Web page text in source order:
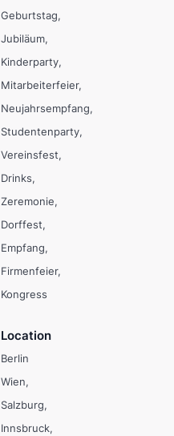
Geburtstag
Jubiläum
Kinderparty
Mitarbeiterfeier
Neujahrsempfang
Studentenparty
Vereinsfest
Drinks
Zeremonie
Dorffest
Empfang
Firmenfeier
Kongress
Location
Berlin
Wien
Salzburg
Innsbruck